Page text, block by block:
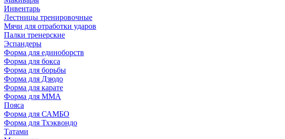
Инвентарь
Лестницы тренировочные
Мячи для отработки ударов
Палки тренерские
Эспандеры
Форма для единоборств
Форма для бокса
Форма для борьбы
Форма для Дзюдо
Форма для карате
Форма для MMA
Пояса
Форма для САМБО
Форма для Тхэквондо
Татами